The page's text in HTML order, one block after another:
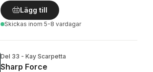
Lägg till
Skickas inom 5-8 vardagar
Del 33 - Kay Scarpetta
Sharp Force